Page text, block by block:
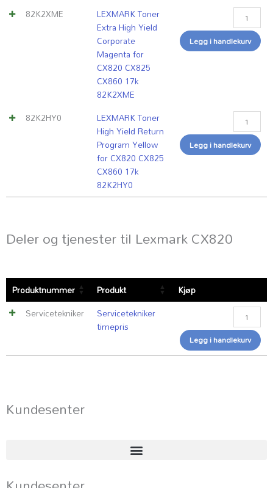
82K2XME
LEXMARK Toner
Extra High Yield
Corporate
Magenta for
CX820 CX825
CX860 17k
82K2XME
Legg i handlekurv
82K2HY0
LEXMARK Toner
High Yield Return
Program Yellow
for CX820 CX825
CX860 17k
82K2HY0
Legg i handlekurv
Deler og tjenester til Lexmark CX820
Produktnummer Produkt
Kjøp
Servicetekniker
Servicetekniker
timepris
antall
Legg i handlekurv
Kundesenter